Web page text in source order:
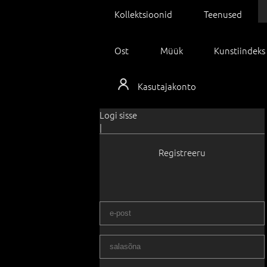
Kollektsioonid Teenused
Ost Müük Kunstiindeks
Kasutajakonto
Logi sisse
|
Registreeru